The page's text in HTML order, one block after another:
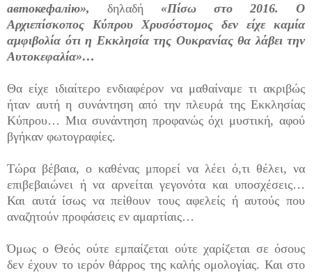
автокефалію», δηλαδή «Πίσω στο 2016. Ο
Αρχιεπίσκοπος Κύπρου Χρυσόστομος δεν είχε καμία
αμφιβολία ότι η Εκκλησία της Ουκρανίας θα λάβει την
Αυτοκεφαλία»…
Θα είχε ιδιαίτερο ενδιαφέρον να μαθαίναμε τι ακριβώς
ήταν αυτή η συνάντηση από την πλευρά της Εκκλησίας
Κύπρου… Μια συνάντηση προφανώς όχι μυστική, αφού
βγήκαν φωτογραφίες.
Τώρα βέβαια, ο καθένας μπορεί να λέει ό,τι θέλει, να
επιβεβαιώνει ή να αρνείται γεγονότα και υποσχέσεις…
Και αυτά ίσως να πείθουν τους αφελείς ή αυτούς που
αναζητούν προφάσεις εν αμαρτίαις…
Όμως ο Θεός ούτε εμπαίζεται ούτε χαρίζεται σε όσους
δεν έχουν το ιερόν θάρρος της καλής ομολογίας. Και στο